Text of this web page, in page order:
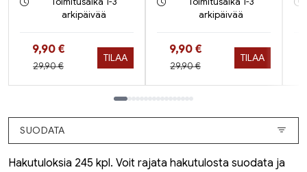
arkipäivää
Hinta nyt
9,90 €
Hinta aiemmin
29,90 €
TILAA
arkipäivää
Hinta nyt
9,90 €
Hinta aiemmin
29,90 €
TILAA
Tuoteluettelon loppu
SUODATA
Hakutuloksia 245 kpl. Voit rajata hakutulosta suodata ja